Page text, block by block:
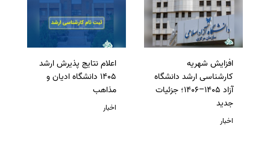
افزایش شهریه
کارشناسی ارشد دانشگاه
آزاد 1405–1406؛ جزئیات
جدید
اخبار
اعلام نتایج پذیرش ارشد
1405 دانشگاه ادیان و
مذاهب
اخبار